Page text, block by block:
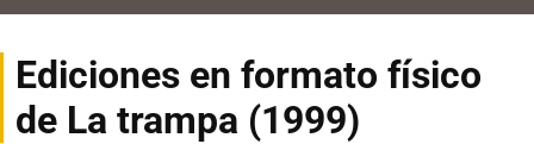
Ediciones en formato físico
de La trampa (1999)